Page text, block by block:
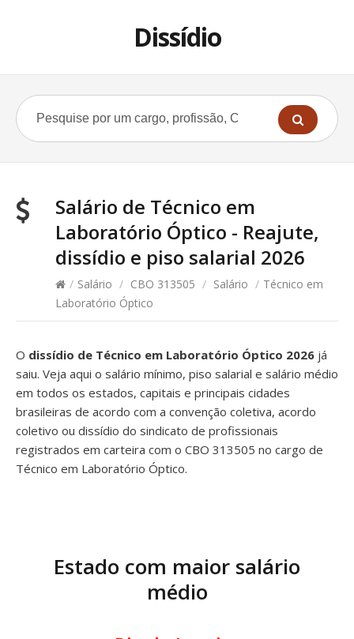
Dissídio
Salário de Técnico em
Laboratório Óptico - Reajute,
dissídio e piso salarial 2026
/ Salário / CBO 313505 / Salário / Técnico em
Laboratório Óptico
O dissídio de Técnico em Laboratório Óptico 2026 já
saiu. Veja aqui o salário mínimo, piso salarial e salário médio
em todos os estados, capitais e principais cidades
brasileiras de acordo com a convenção coletiva, acordo
coletivo ou dissídio do sindicato de profissionais
registrados em carteira com o CBO 313505 no cargo de
Técnico em Laboratório Óptico.
Estado com maior salário
médio